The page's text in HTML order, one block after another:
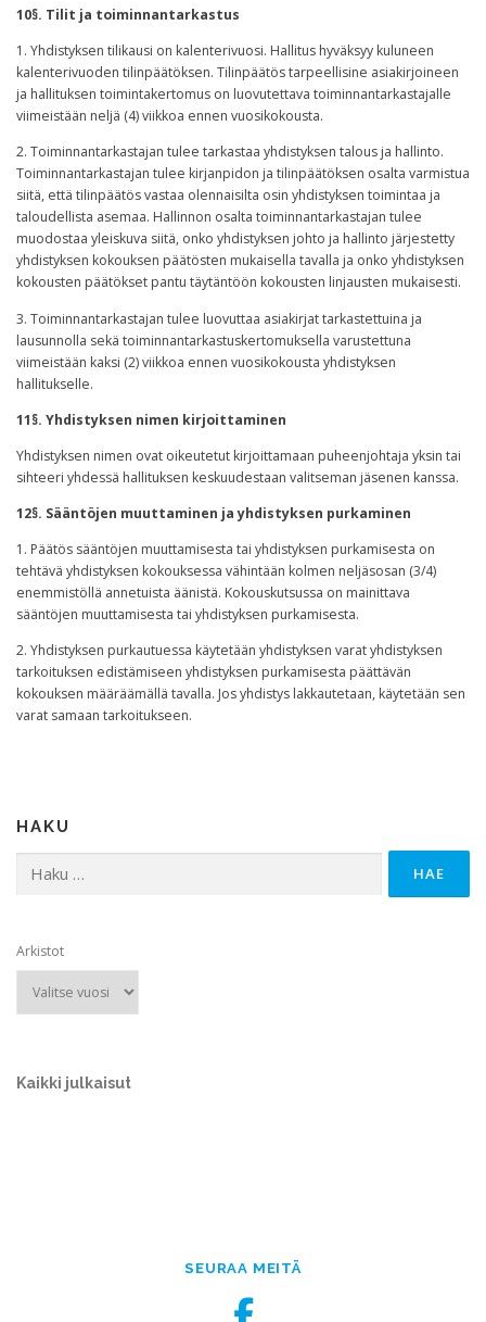
10§. Tilit ja toiminnantarkastus
1. Yhdistyksen tilikausi on kalenterivuosi. Hallitus hyväksyy kuluneen
kalenterivuoden tilinpäätöksen. Tilinpäätös tarpeellisine asiakirjoineen
ja hallituksen toimintakertomus on luovutettava toiminnantarkastajalle
viimeistään neljä (4) viikkoa ennen vuosikokousta.
2. Toiminnantarkastajan tulee tarkastaa yhdistyksen talous ja hallinto.
Toiminnantarkastajan tulee kirjanpidon ja tilinpäätöksen osalta varmistua
siitä, että tilinpäätös vastaa olennaisilta osin yhdistyksen toimintaa ja
taloudellista asemaa. Hallinnon osalta toiminnantarkastajan tulee
muodostaa yleiskuva siitä, onko yhdistyksen johto ja hallinto järjestetty
yhdistyksen kokouksen päätösten mukaisella tavalla ja onko yhdistyksen
kokousten päätökset pantu täytäntöön kokousten linjausten mukaisesti.
3. Toiminnantarkastajan tulee luovuttaa asiakirjat tarkastettuina ja
lausunnolla sekä toiminnantarkastuskertomuksella varustettuna
viimeistään kaksi (2) viikkoa ennen vuosikokousta yhdistyksen
hallitukselle.
11§. Yhdistyksen nimen kirjoittaminen
Yhdistyksen nimen ovat oikeutetut kirjoittamaan puheenjohtaja yksin tai
sihteeri yhdessä hallituksen keskuudestaan valitseman jäsenen kanssa.
12§. Sääntöjen muuttaminen ja yhdistyksen purkaminen
1. Päätös sääntöjen muuttamisesta tai yhdistyksen purkamisesta on
tehtävä yhdistyksen kokouksessa vähintään kolmen neljäsosan (3/4)
enemmistöllä annetuista äänistä. Kokouskutsussa on mainittava
sääntöjen muuttamisesta tai yhdistyksen purkamisesta.
2. Yhdistyksen purkautuessa käytetään yhdistyksen varat yhdistyksen
tarkoituksen edistämiseen yhdistyksen purkamisesta päättävän
kokouksen määräämällä tavalla. Jos yhdistys lakkautetaan, käytetään sen
varat samaan tarkoitukseen.
HAKU
Arkistot
Kaikki julkaisut
SEURAA MEITÄ